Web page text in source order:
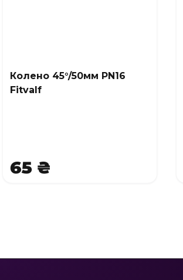
Колено 45°/50мм PN16
Fitvalf
65 ₴